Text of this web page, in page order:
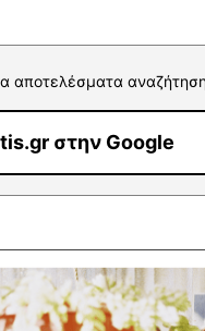
αποτελέσματα
στην Google